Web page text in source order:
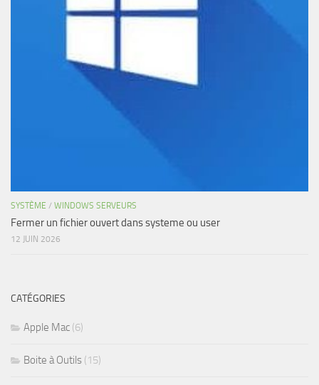
SYSTÈME / WINDOWS SERVEURS
Fermer un fichier ouvert dans systeme ou user
12 JUIN 2026
CATÉGORIES
Apple Mac (6)
Boite à Outils (15)